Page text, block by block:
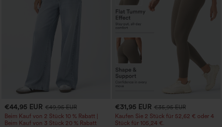
€44,95 EUR €49,95 EUR
Beim Kauf von 2 Stück 10 % Rabatt |
Beim Kauf von 3 Stück 20 % Rabatt
€31,95 EUR €35,95 EUR
Kaufen Sie 2 Stück für 52,62 € oder 4
Stück für 105,24 €.